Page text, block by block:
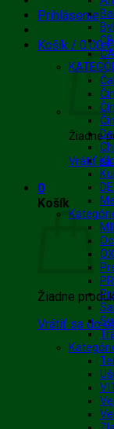
Prihlásenie
Košík / 0.00€
Žiadne
Vrátiť
0
Košík
Žiadne
Vrátiť sa do